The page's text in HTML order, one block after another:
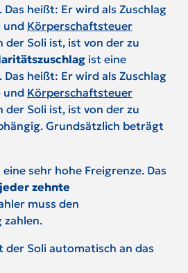
. Das heißt: Er wird als Zuschlag
und Körperschaftsteuer
der Soli ist, ist von der zu
ist eine
. Das heißt: Er wird als Zuschlag
und Körperschaftsteuer
der Soli ist, ist von der zu
Grundsätzlich beträgt
sehr hohe Freigrenze. Das
zehnte
muss den
zahlen.
der Soli automatisch an das